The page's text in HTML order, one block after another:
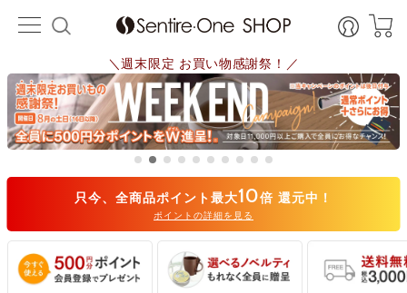
＼週末限定 お買い物感謝祭！／
只今、全商品ポイント最大10倍 還元中！
ポイントの詳細を見る